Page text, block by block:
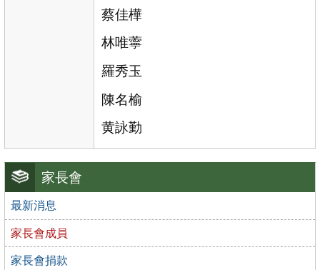
家長會
最新消息
家長會成員
家長會捐款
蔡佳樺
林唯薴
羅秀玉
陳名榆
黄詠勤